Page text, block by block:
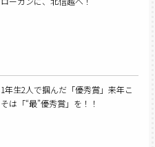
1年生2人で掴んだ「優秀賞」来年こ
そは「“最”優秀賞」を！！